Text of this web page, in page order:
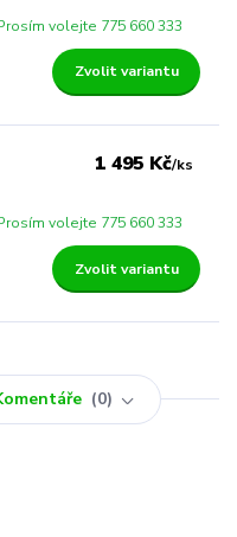
volejte 775 660 333
Zvolit variantu
1 495 Kč/ks
volejte 775 660 333
Zvolit variantu
0